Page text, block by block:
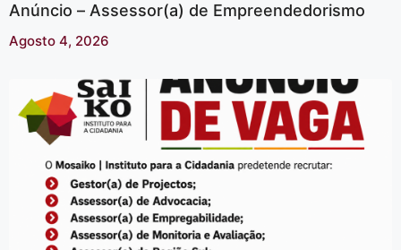
Anúncio – Assessor(a) de Empreendedorismo
Agosto 4, 2026